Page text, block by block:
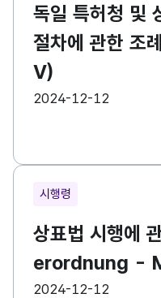
독일 특허청 및
절차에 관한 조
V)
등록일
2024-12-12
시행령
상표법 시행에
erordnung -
등록일
2024-12-12